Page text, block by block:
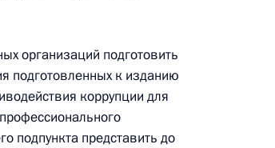
учреждениях»
организаций подготовить
подготовленных к изданию
коррупции для
подпункта представить до